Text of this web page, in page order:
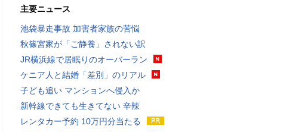
主要ニュース
池袋暴走事故 加害者家族の苦悩
秋篠宮家が「ご静養」されない訳
JR横浜線で居眠りのオーバーラン
ケニア人と結婚「差別」のリアル
子ども追い マンションへ侵入か
新幹線できても生きてない 辛辣
レンタカー予約 10万円分当たる